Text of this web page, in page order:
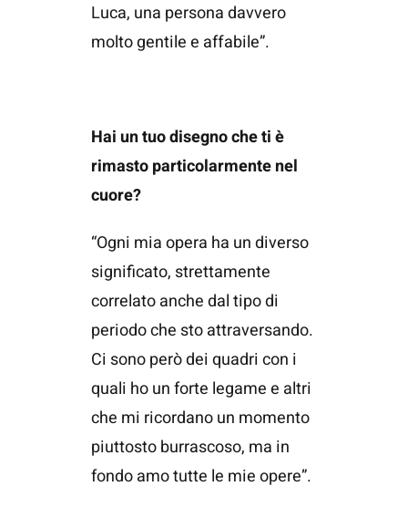
Luca, una persona davvero
molto gentile e affabile”.
Hai un tuo disegno che ti è
rimasto particolarmente nel
cuore?
“Ogni mia opera ha un diverso
significato, strettamente
correlato anche dal tipo di
periodo che sto attraversando.
Ci sono però dei quadri con i
quali ho un forte legame e altri
che mi ricordano un momento
piuttosto burrascoso, ma in
fondo amo tutte le mie opere”.